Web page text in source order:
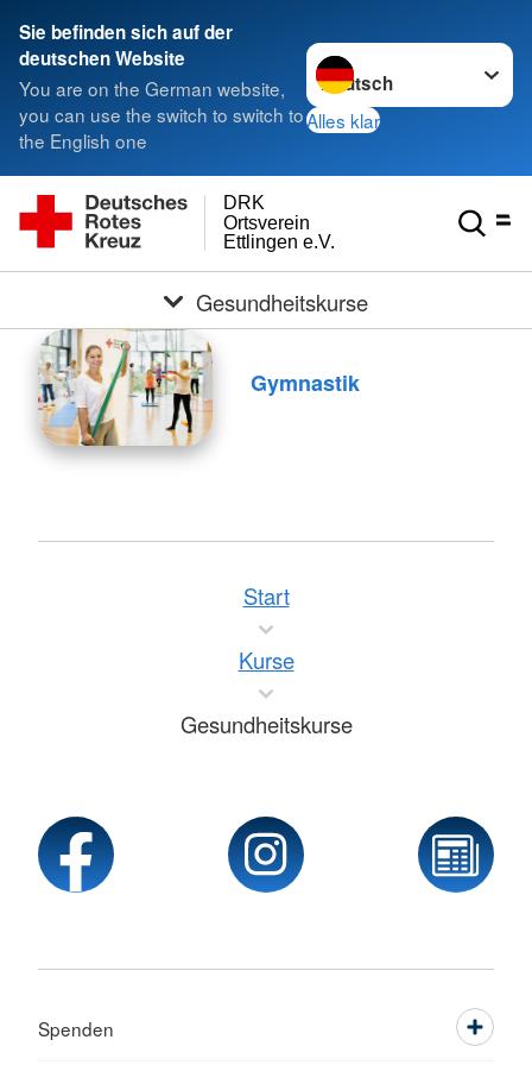
Sie befinden sich auf der
deutschen Website
You are on the German website,
you can use the switch to switch to
the English one
Sprache wechseln zu
Alles klar
Ettlingen e.V.
Ortsverein
DRK
Gesundheitskurse
Gymnastik
Start
Kurse
Gesundheitskurse
Spenden